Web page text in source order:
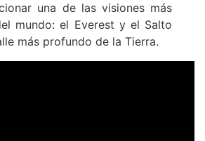
una de las visiones más
mundo: el Everest y el Salto
más profundo de la Tierra.